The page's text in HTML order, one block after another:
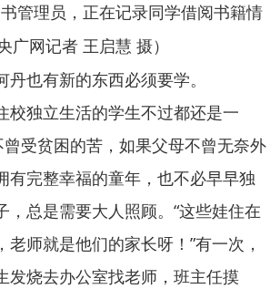
管理员，正在记录同学借阅书籍情
广网记者 王启慧 摄）
也有新的东西必须要学。
独立生活的学生不过都还是一
曾受贫困的苦，如果父母不曾无奈外
有完整幸福的童年，也不必早早独
，总是需要大人照顾。“这些娃住在
师就是他们的家长呀！”有一次，
发烧去办公室找老师，班主任摸